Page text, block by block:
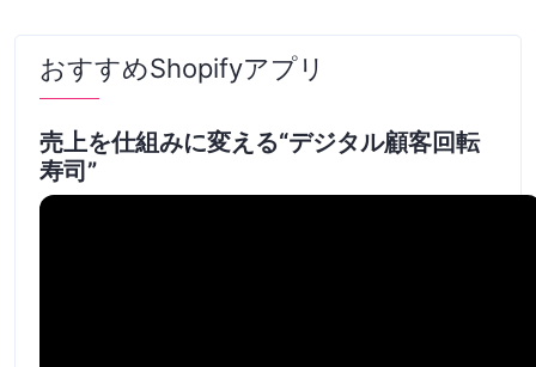
おすすめShopifyアプリ
売上を仕組みに変える“デジタル顧客回転
寿司”